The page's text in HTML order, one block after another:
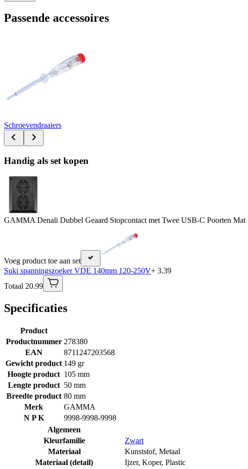
Passende accessoires
Schroevendraaiers
Handig als set kopen
GAMMA Denali Dubbel Geaard Stopcontact met Twee USB-C Poorten Mat
Voeg product toe aan set
Suki spanningszoeker VDE 140mm 120-250V+ 3.39
Totaal 20.99
Specificaties
Product
Productnummer 278380
EAN
8711247203568
Gewicht product 149 gr
Hoogte product 105 mm
Lengte product 50 mm
Breedte product 80 mm
Merk
GAMMA
N P K
9998-9998-9998
Algemeen
Kleurfamilie
Zwart
Materiaal
Kunststof, Metaal
Materiaal (detail)
Ijzer, Koper, Plastic